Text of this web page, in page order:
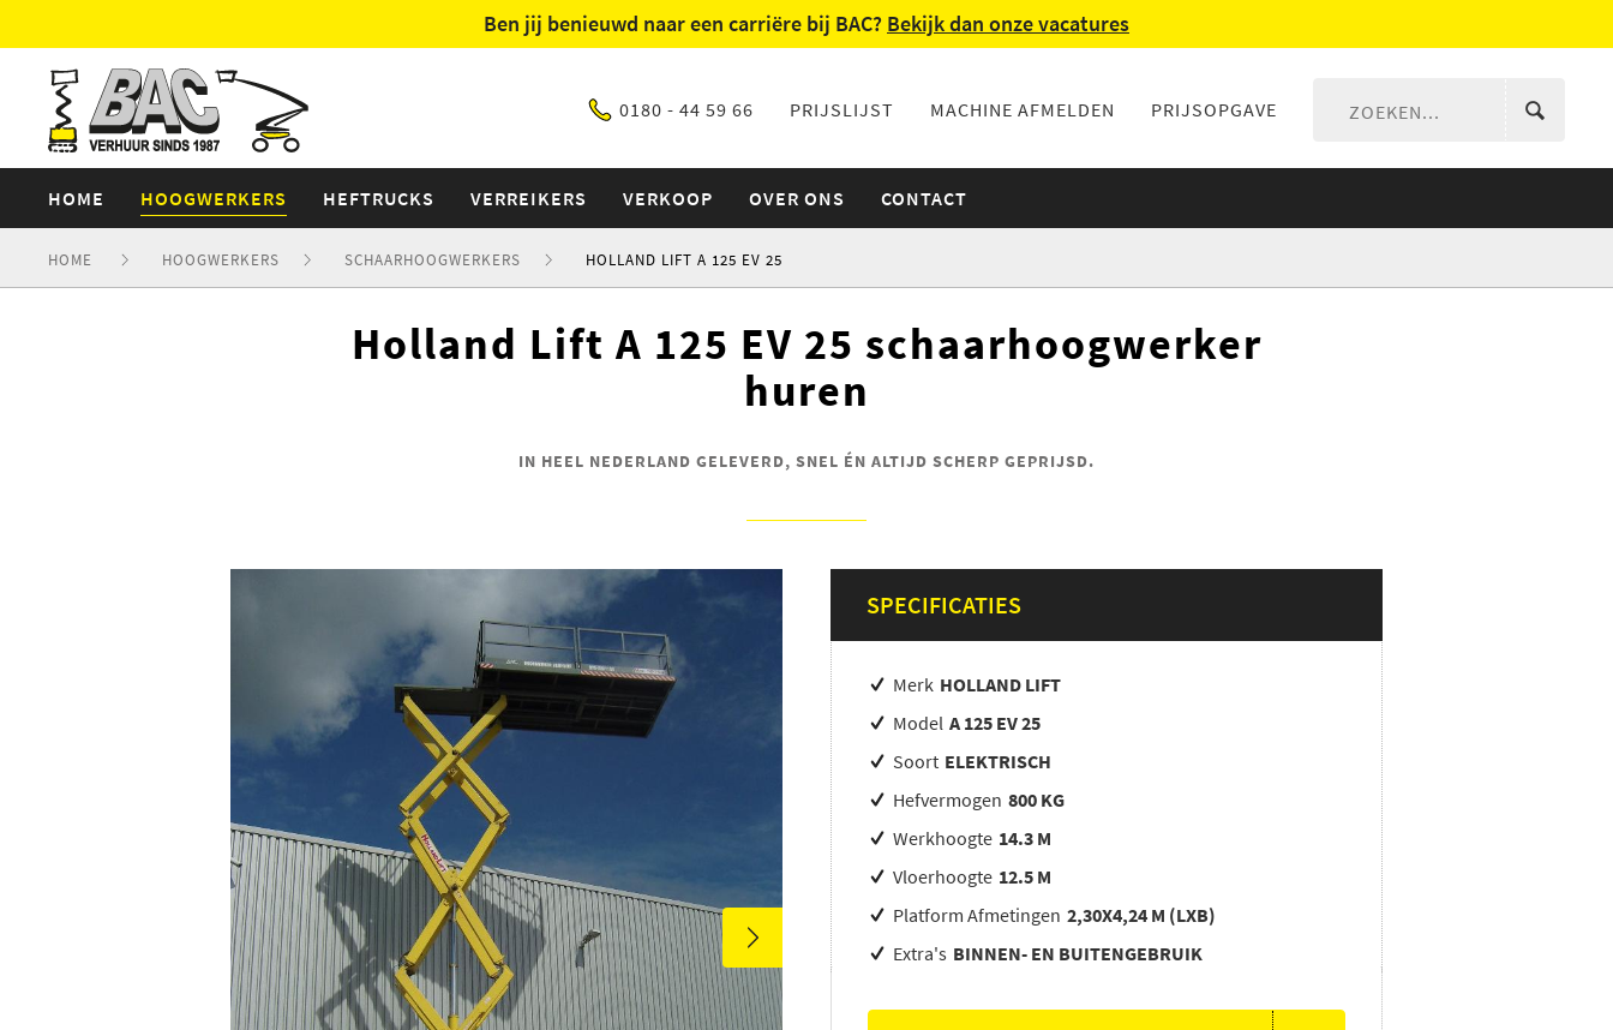
Ben jij benieuwd naar een carriëre bij BAC? Bekijk dan onze vacatures
0180 - 44 59 66 PRIJSLIJST MACHINE AFMELDEN PRIJSOPGAVE
HOME HOOGWERKERS HEFTRUCKS VERREIKERS VERKOOP OVER ONS CONTACT
HOME HOOGWERKERS SCHAARHOOGWERKERS HOLLAND LIFT A 125 EV 25
Holland Lift A 125 EV 25 schaarhoogwerker
huren
IN HEEL NEDERLAND GELEVERD, SNEL ÉN ALTIJD SCHERP GEPRIJSD.
SPECIFICATIES
Merk HOLLAND LIFT
Model A 125 EV 25
Soort ELEKTRISCH
Hefvermogen 800 KG
Werkhoogte 14.3 M
Vloerhoogte 12.5 M
Platform Afmetingen 2,30X4,24 M (LXB)
Extra's BINNEN- EN BUITENGEBRUIK